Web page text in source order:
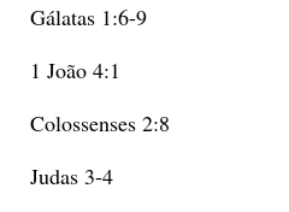
Gálatas 1:6-9
1 João 4:1
Colossenses 2:8
Judas 3-4